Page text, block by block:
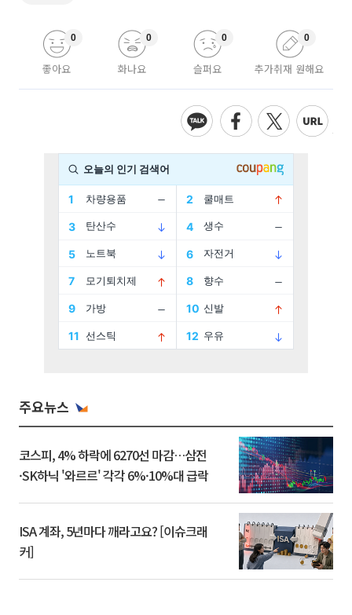
좋아요
0
화나요
0
슬퍼요
0
추가취재 원해요
0
주요뉴스
코스피, 4% 하락에 6270선 마감…삼전
·SK하닉 '와르르' 각각 6%·10%대 급락
ISA 계좌, 5년마다 깨라고요? [이슈크래
커]